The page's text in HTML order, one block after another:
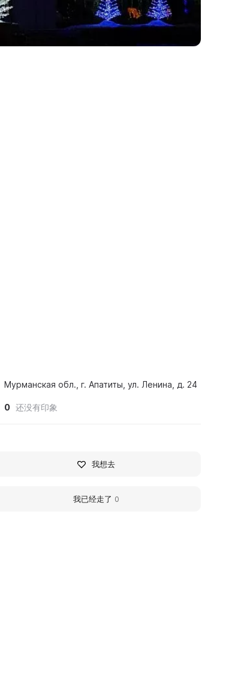
Мурманская обл., г. Апатиты, ул. Ленина, д. 24
0 还没有印象
我想去
我已经走了 0